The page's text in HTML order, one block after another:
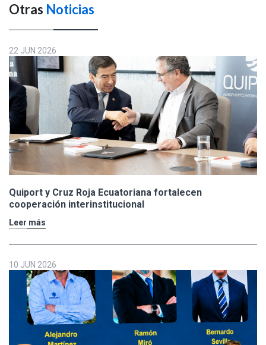
Otras Noticias
22 JUN 2026
Quiport y Cruz Roja Ecuatoriana fortalecen
cooperación interinstitucional
Leer más
10 JUN 2026